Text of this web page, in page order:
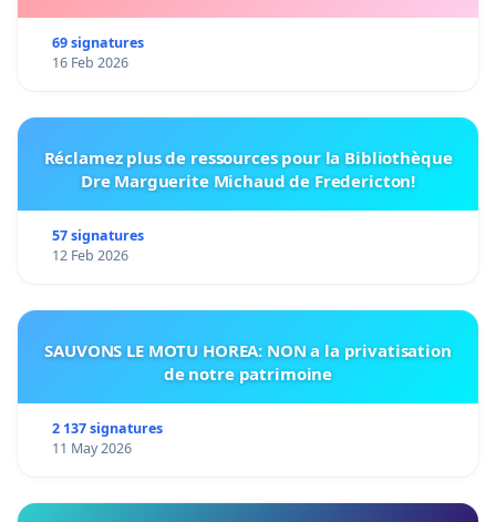
69 signatures
16 Feb 2026
Réclamez plus de ressources pour la Bibliothèque
Dre Marguerite Michaud de Fredericton!
57 signatures
12 Feb 2026
SAUVONS LE MOTU HOREA: NON a la privatisation
de notre patrimoine
2 137 signatures
11 May 2026